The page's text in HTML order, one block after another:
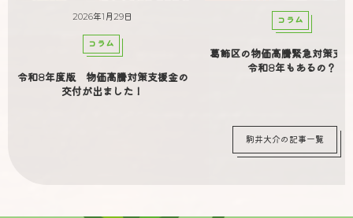
2026年1月29日
コラム
令和8年度版 物価高騰対策支援金の
交付が出ました！
コラム
葛飾区の物価高騰緊急対策支
令和8年もあるの？
駒井大介の記事一覧